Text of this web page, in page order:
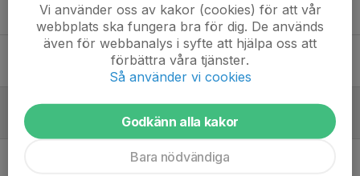
5 sep 2025 0
Fikaschema höstsäsongen
4 aug 2025
Uppdatering arbete Yran (250723)
0
Arbetsinsats Yran
Vi använder oss av kakor (cookies) för att vår
webbplats ska fungera bra för dig. De används
även för webbanalys i syfte att hjälpa oss att
förbättra våra tjänster.
Så använder vi cookies
Godkänn alla kakor
Bara nödvändiga